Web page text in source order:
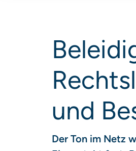
und
Der Ton im Netz